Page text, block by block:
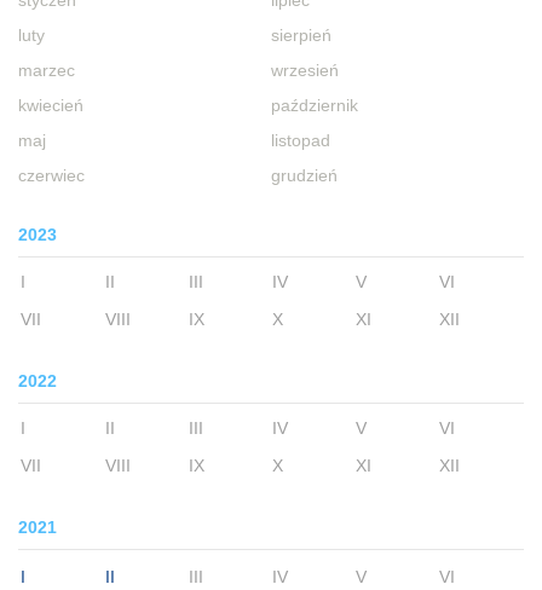
luty
marzec
kwiecień
maj
czerwiec
sierpień
wrzesień
październik
listopad
grudzień
2023
I II III IV V
VI
VII
VIII IX X XI XII
2022
I II III IV V
VI
VII
VIII IX X XI XII
2021
I II III IV V VI